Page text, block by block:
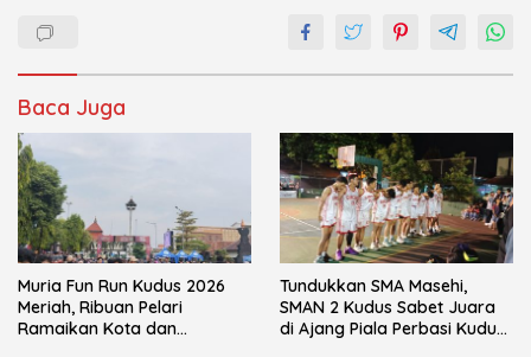
Baca Juga
Muria Fun Run Kudus 2026
Meriah, Ribuan Pelari
Ramaikan Kota dan
Tundukkan SMA Masehi,
SMAN 2 Kudus Sabet Juara
di Ajang Piala Perbasi Kudus